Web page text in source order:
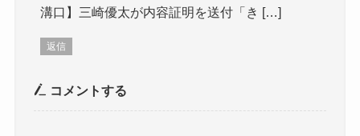
溝口】三崎優太が内容証明を送付「き […]
返信
コメントする